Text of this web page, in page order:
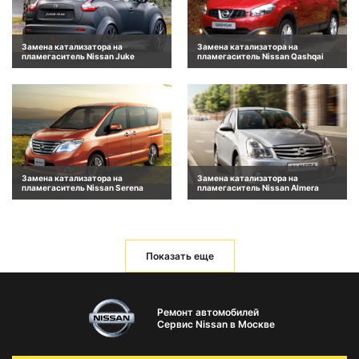
Замена катализатора на
пламегаситель Nissan Juke
Замена катализатора на
пламегаситель Nissan Qashqai
Замена катализатора на
пламегаситель Nissan Serena
Замена катализатора на
пламегаситель Nissan Almera
Показать еще
Ремонт автомобилей
Сервис Nissan в Москве